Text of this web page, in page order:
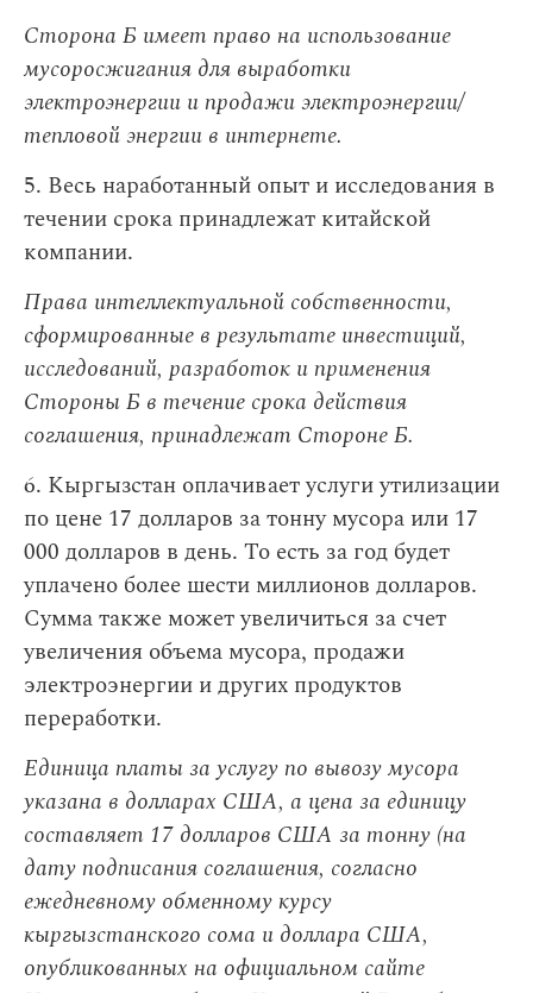
Сторона Б имеет право на использование
мусоросжигания для выработки
электроэнергии и продажи электроэнергии/
тепловой энергии в интернете.
5. Весь наработанный опыт и исследования в
течении срока принадлежат китайской
компании.
Права интеллектуальной собственности,
сформированные в результате инвестиций,
исследований, разработок и применения
Стороны Б в течение срока действия
соглашения, принадлежат Стороне Б.
6. Кыргызстан оплачивает услуги утилизации
по цене 17 долларов за тонну мусора или 17
000 долларов в день. То есть за год будет
уплачено более шести миллионов долларов.
Сумма также может увеличиться за счет
увеличения объема мусора, продажи
электроэнергии и других продуктов
переработки.
Единица платы за услугу по вывозу мусора
указана в долларах США, а цена за единицу
составляет 17 долларов США за тонну (на
дату подписания соглашения, согласно
ежедневному обменному курсу
кыргызстанского сома и доллара США,
опубликованных на официальном сайте